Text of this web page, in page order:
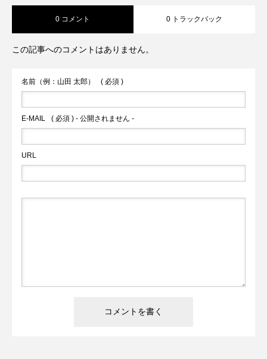
0 コメント 0 トラックバック
この記事へのコメントはありません。
名前（例：山田 太郎） ( 必須 )
E-MAIL ( 必須 ) - 公開されません -
URL